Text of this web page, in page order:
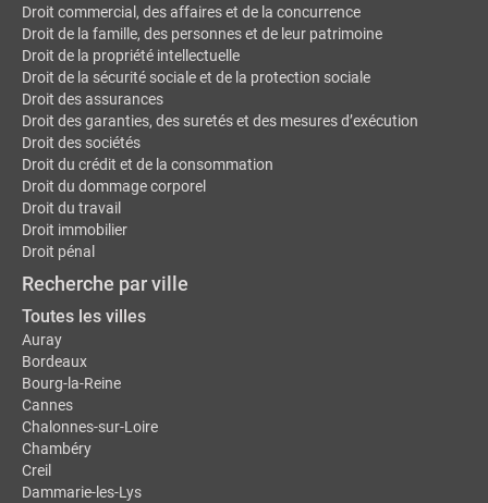
Droit commercial, des affaires et de la concurrence
Droit de la famille, des personnes et de leur patrimoine
Droit de la propriété intellectuelle
Droit de la sécurité sociale et de la protection sociale
Droit des assurances
Droit des garanties, des suretés et des mesures d’exécution
Droit des sociétés
Droit du crédit et de la consommation
Droit du dommage corporel
Droit du travail
Droit immobilier
Droit pénal
Recherche par ville
Toutes les villes
Auray
Bordeaux
Bourg-la-Reine
Cannes
Chalonnes-sur-Loire
Chambéry
Creil
Dammarie-les-Lys